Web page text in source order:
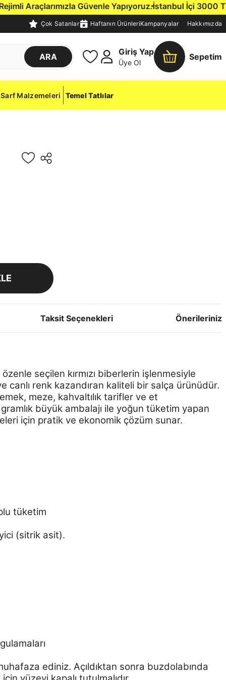
Güvenle Yapıyoruz.İstanbul İçi 3000 TL
Çok Satanlar Haftanın ÜrünleriKampanyalar Hakkımızda
ARA
Giriş Yap
Üye Ol
Sepetim
Sarf Malzemeleri Temel Tatlılar
Taksit Seçenekleri Önerileriniz
özenle seçilen kırmızı biberlerin işlenmesiyle
canlı renk kazandıran kaliteli bir salça ürünüdür.
meze, kahvaltılık tarifler ve et
büyük ambalajı ile yoğun tüketim yapan
için pratik ve ekonomik çözüm sunar.
tüketim
(sitrik asit).
ediniz. Açıldıktan sonra buzdolabında